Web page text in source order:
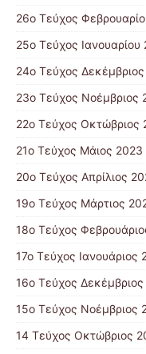
26ο Τεύχος
25ο Τεύχος Ιανουαρίου
24ο Τεύχος
23ο Τεύχος Νοέμβριος
22ο Τεύχος Οκτώβριος
21ο Τεύχος Μάιος 2023
20ο Τεύχος Απρίλιος
19ο Τεύχος Μάρτιος
18ο Τεύχος
17ο Τεύχος Ιανουάριος
16ο Τεύχος
15o Τεύχος Νοέμβριος
14 Tεύχος Οκτώβριος